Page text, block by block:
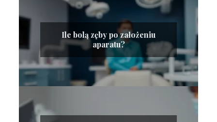
Ile bolą zęby po założeniu
aparatu?